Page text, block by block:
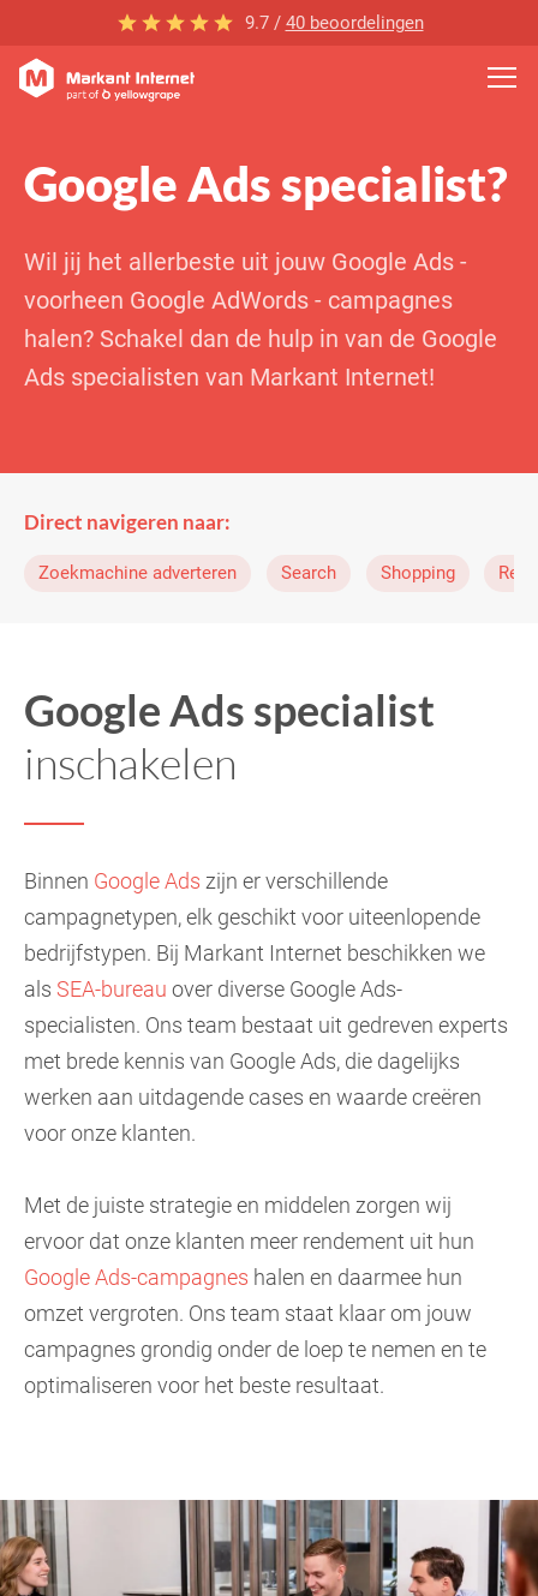
9.7 / 40 beoordelingen
Google Ads specialist?
Wil jij het allerbeste uit jouw Google Ads -
voorheen Google AdWords - campagnes
halen? Schakel dan de hulp in van de Google
Ads specialisten van Markant Internet!
Direct navigeren naar:
Zoekmachine adverteren Search Shopping
Google Ads specialist
inschakelen
Binnen Google Ads zijn er verschillende
campagnetypen, elk geschikt voor uiteenlopende
bedrijfstypen. Bij Markant Internet beschikken we
als SEA-bureau over diverse Google Ads-
specialisten. Ons team bestaat uit gedreven experts
met brede kennis van Google Ads, die dagelijks
werken aan uitdagende cases en waarde creëren
voor onze klanten.
Met de juiste strategie en middelen zorgen wij
ervoor dat onze klanten meer rendement uit hun
Google Ads-campagnes halen en daarmee hun
omzet vergroten. Ons team staat klaar om jouw
campagnes grondig onder de loep te nemen en te
optimaliseren voor het beste resultaat.